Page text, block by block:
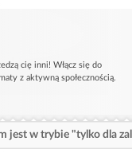
cię inni! Włącz się do
z aktywną społecznością.
jest w trybie "tylko dla